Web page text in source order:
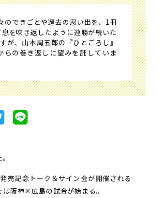
できごとや過去の思い出を、1冊
を吹き返したように連勝が続いた
が、山本周五郎の『ひとごろし』
らの巻き返しに望みを託していま
売記念トーク＆サイン会が開催される
阪神×広島の試合が始まる。